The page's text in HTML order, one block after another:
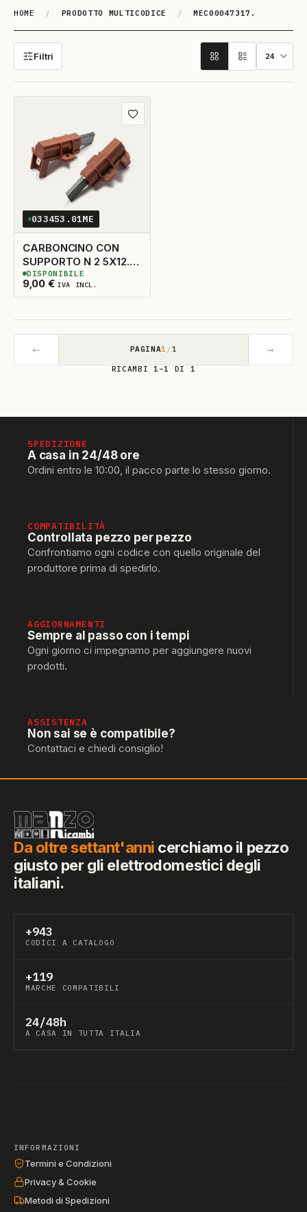
HOME / PRODOTTO MULTICODICE / MEC00047317.
MEC00047317.
Filtri
Aggiungi ai preferiti
033453.01ME
CARBONCINO CON
SUPPORTO N 2 5X12.5
TAGLIO A DX
9,00 € IVA INCL.
10 DISPONIBILI
DISPONIBILE
← PAGINA1 /1 →
RICAMBI 1–1 DI 1
SPEDIZIONE
A casa in 24/48 ore
Ordini entro le 10:00, il pacco parte lo stesso giorno.
COMPATIBILITÀ
Controllata pezzo per pezzo
Confrontiamo ogni codice con quello originale del
produttore prima di spedirlo.
AGGIORNAMENTI
Sempre al passo con i tempi
Ogni giorno ci impegnamo per aggiungere nuovi
prodotti.
ASSISTENZA
Non sai se è compatibile?
Contattaci e chiedi consiglio!
Da oltre settant'anni cerchiamo il pezzo
giusto per gli elettrodomestici degli
italiani.
+943
CODICI A CATALOGO
+119
MARCHE COMPATIBILI
24/48h
A CASA IN TUTTA ITALIA
INFORMAZIONI
Termini e Condizioni
Privacy & Cookie
Metodi di Spedizioni